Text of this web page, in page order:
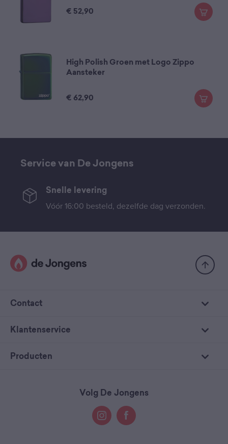
€ 52,90
High Polish Groen met Logo Zippo
Aansteker
€ 62,90
Service van De Jongens
Snelle levering
Vóór 16:00 besteld, dezelfde dag verzonden.
Contact
Klantenservice
Producten
Volg De Jongens